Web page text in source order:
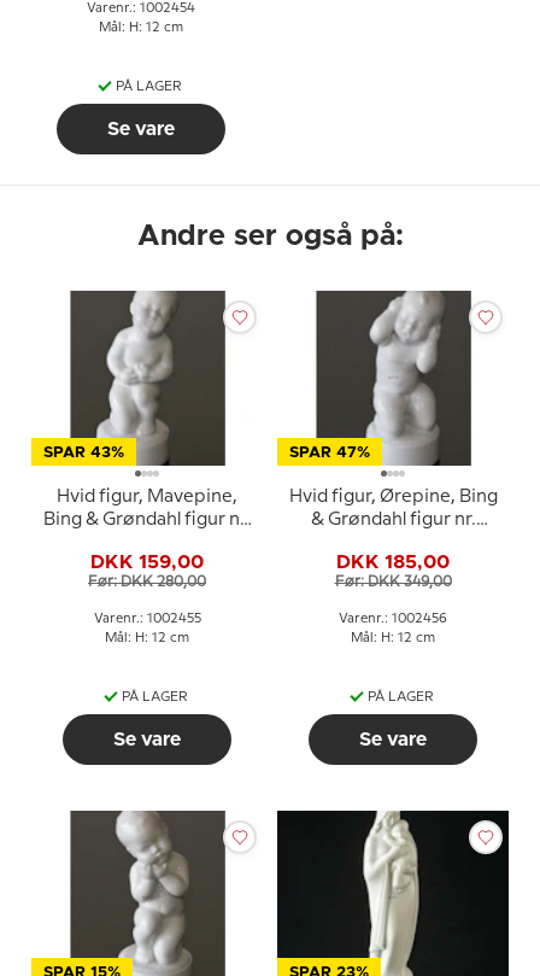
Varenr.: 1002454
Mål: H: 12 cm
PÅ LAGER
Se vare
Andre ser også på:
SPAR 43%
Hvid figur, Mavepine,
Bing & Grøndahl figur nr.
DKK 159,00
Før: DKK 280,00
Varenr.: 1002455
Mål: H: 12 cm
PÅ LAGER
Se vare
SPAR 47%
Hvid figur, Ørepine, Bing
& Grøndahl figur nr.
DKK 185,00
Før: DKK 349,00
Varenr.: 1002456
Mål: H: 12 cm
PÅ LAGER
Se vare
SPAR 15% SPAR 23%